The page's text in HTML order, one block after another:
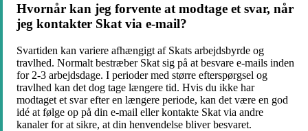
Hvornår kan jeg forvente at modtage et svar, når
jeg kontakter Skat via e-mail?
Svartiden kan variere afhængigt af Skats arbejdsbyrde og
travlhed. Normalt bestræber Skat sig på at besvare e-mails inden
for 2-3 arbejdsdage. I perioder med større efterspørgsel og
travlhed kan det dog tage længere tid. Hvis du ikke har
modtaget et svar efter en længere periode, kan det være en god
idé at følge op på din e-mail eller kontakte Skat via andre
kanaler for at sikre, at din henvendelse bliver besvaret.